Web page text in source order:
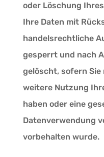
oder Löschung
Ihre Daten mit
handelsrechtliche
gesperrt und nach
gelöscht, sofern
weitere Nutzung
haben oder eine
Datenverwendung
vorbehalten wurde.